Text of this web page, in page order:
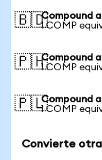
🇧🇩Compound
1 COMP
🇵🇭Compound
1 COMP
🇵🇱Compound
1 COMP
Convierte